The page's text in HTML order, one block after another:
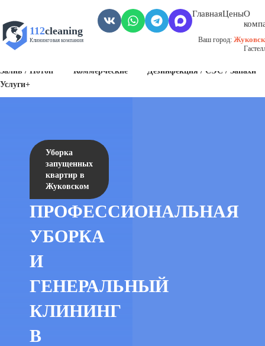
112cleaning
Клининговая компания
ГлавнаяЦеныО
Ваш город:
Залив / Потоп
Коммерческие
Дезинфекция / СЭС / Запахи
Услуги+
Уборка
запущенных
квартир в
Жуковском
ПРОФЕССИОНАЛЬНАЯ
УБОРКА
И
ГЕНЕРАЛЬНЫЙ
КЛИНИНГ
В